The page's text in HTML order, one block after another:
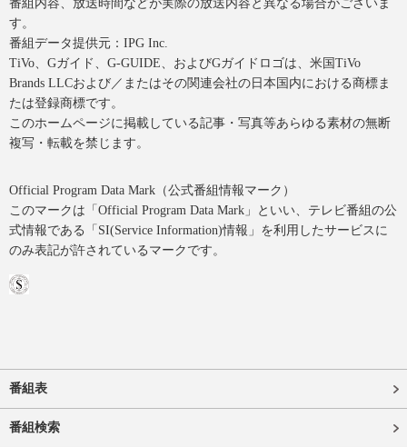
番組内容、放送時間などが実際の放送内容と異なる場合がございま
す。
番組データ提供元：IPG Inc.
TiVo、Gガイド、G-GUIDE、およびGガイドロゴは、米国TiVo
Brands LLCおよび／またはその関連会社の日本国内における商標ま
たは登録商標です。
このホームページに掲載している記事・写真等あらゆる素材の無断
複写・転載を禁じます。
Official Program Data Mark（公式番組情報マーク）
このマークは「Official Program Data Mark」といい、テレビ番組の公
式情報である「SI(Service Information)情報」を利用したサービスに
のみ表記が許されているマークです。
番組表
番組検索